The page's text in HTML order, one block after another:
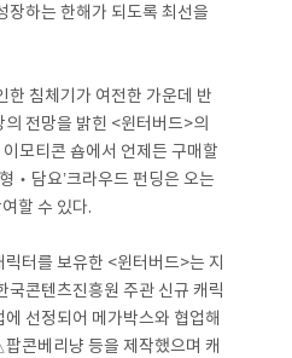
장하는 한해가 되도록 최선을
한 침체기가 여전한 가운데 반
전망을 밝힌 <윈터버드>의
이모티콘 숍에서 언제든 구매할
‧담요’크라우드 펀딩은 오는
할 수 있다.
릭터를 보유한 <윈터버드>는 지
콘텐츠진흥원 주관 신규 캐릭
선정되어 메가박스와 협업해
콘베리냥 등을 제작했으며 캐